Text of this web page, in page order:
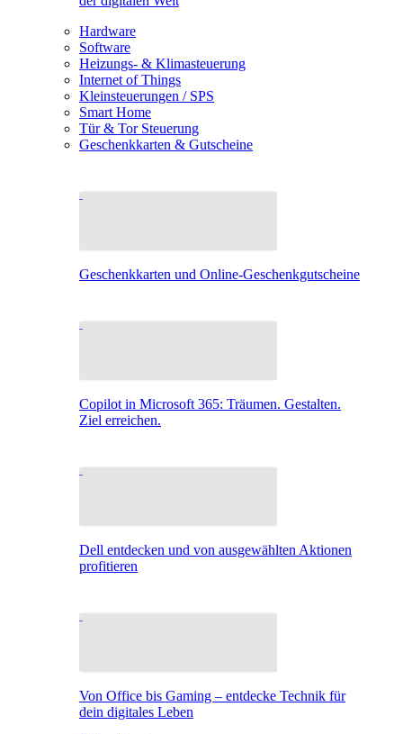
Hardware
Software
Heizungs- & Klimasteuerung
Internet of Things
Kleinsteuerungen / SPS
Smart Home
Tür & Tor Steuerung
Geschenkkarten & Gutscheine
Geschenkkarten und Online-Geschenkgutscheine
Copilot in Microsoft 365: Träumen. Gestalten.
Ziel erreichen.
Dell entdecken und von ausgewählten Aktionen
profitieren
Von Office bis Gaming – entdecke Technik für
dein digitales Leben